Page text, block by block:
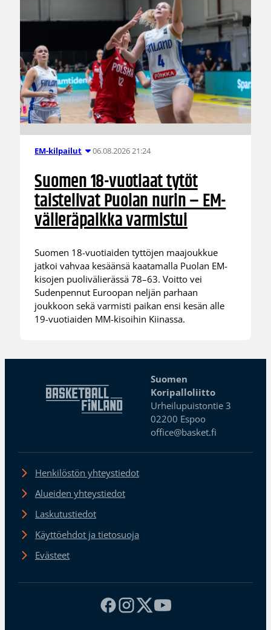
EM-kilpailut 06.08.2026 21:24
Suomen 18-vuotiaat tytöt
taistelivat Puolan nurin – EM-
välieräpaikka varmistui
Suomen 18-vuotiaiden tyttöjen maajoukkue
jatkoi vahvaa kesäänsä kaatamalla Puolan EM-
kisojen puolivälierässä 78–63. Voitto vei
Sudenpennut Euroopan neljän parhaan
joukkoon sekä varmisti paikan ensi kesän alle
19-vuotiaiden MM-kisoihin Kiinassa.
Suomen
Koripalloliitto
Urheilupuistontie 3
02200 Espoo
office@basket.fi
Henkilöstön yhteystiedot
Alueiden yhteystiedot
Laskutustiedot
Käyttöehdot ja tietosuoja
Evästeet